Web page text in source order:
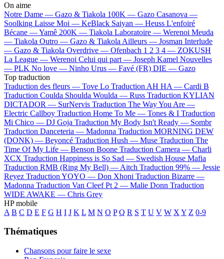
On aime
Notre Dame — Gazo & Tiakola 100K — Gazo Casanova —
Soolking Laisse Moi — KeBlack Saiyan — Heuss L'enfoiré
Bécane —Yamê 200K — Tiakola Laboratoire — Werenoi Meuda
— Tiakola Outro — Gazo & Tiakola Ailleurs — Josman Interlude
— Gazo & Tiakola Overdrive — Ofenbach 1 2 3 4 — ZOKUSH
La League — Werenoi Celui qui part — Joseph Kamel Nouvelles
— PLK No love — Ninho Urus — Favé (FR) DIE — Gazo
Top traduction
Traduction des fleurs — Tove Lo Traduction AH HA — Cardi B
Traduction Coulda Shoulda Woulda — Russ Traduction KYLIAN
DICTADOR — SurNervis Traduction The Way You Are —
Electric Callboy Traduction Home To Me — Tones & I Traduction
Mi Chico — DJ Goja Traduction My Body Isn't Ready — Sombr
Traduction Danceteria — Madonna Traduction MORNING DEW
(DONK) — Beyoncé Traduction Hush — Muse Traduction The
Time Of My Life — Benson Boone Traduction Camera — Charli
XCX Traduction Happiness is So Sad — Swedish House Mafia
Traduction RMB (Ring My Bell) — Aitch Traduction 99% — Jessie
Reyez Traduction YOYO — Don Xhoni Traduction Bizarre —
Madonna Traduction Van Cleef Pt 2 — Malie Donn Traduction
WIDE AWAKE — Chris Grey
HP mobile
A B C D E F G H I J K L M N O P Q R S T U V W X Y Z 0-9
Thématiques
Chansons pour faire le sexe